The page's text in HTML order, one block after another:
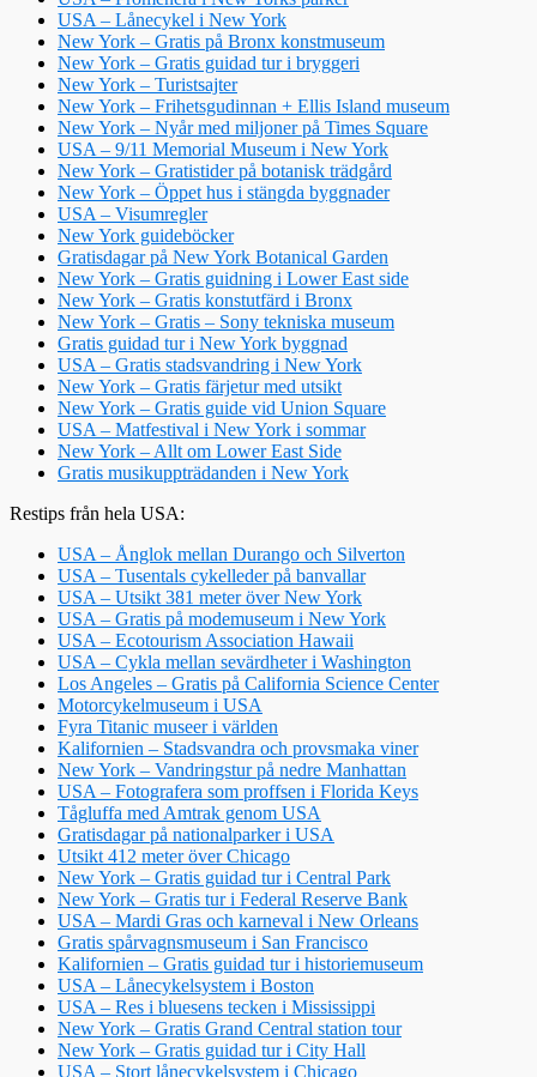
USA – Lånecykel i New York
New York – Gratis på Bronx konstmuseum
New York – Gratis guidad tur i bryggeri
New York – Turistsajter
New York – Frihetsgudinnan + Ellis Island museum
New York – Nyår med miljoner på Times Square
USA – 9/11 Memorial Museum i New York
New York – Gratistider på botanisk trädgård
New York – Öppet hus i stängda byggnader
USA – Visumregler
New York guideböcker
Gratisdagar på New York Botanical Garden
New York – Gratis guidning i Lower East side
New York – Gratis konstutfärd i Bronx
New York – Gratis – Sony tekniska museum
Gratis guidad tur i New York byggnad
USA – Gratis stadsvandring i New York
New York – Gratis färjetur med utsikt
New York – Gratis guide vid Union Square
USA – Matfestival i New York i sommar
New York – Allt om Lower East Side
Gratis musikuppträdanden i New York
Restips från hela USA:
USA – Ånglok mellan Durango och Silverton
USA – Tusentals cykelleder på banvallar
USA – Utsikt 381 meter över New York
USA – Gratis på modemuseum i New York
USA – Ecotourism Association Hawaii
USA – Cykla mellan sevärdheter i Washington
Los Angeles – Gratis på California Science Center
Motorcykelmuseum i USA
Fyra Titanic museer i världen
Kalifornien – Stadsvandra och provsmaka viner
New York – Vandringstur på nedre Manhattan
USA – Fotografera som proffsen i Florida Keys
Tågluffa med Amtrak genom USA
Gratisdagar på nationalparker i USA
Utsikt 412 meter över Chicago
New York – Gratis guidad tur i Central Park
New York – Gratis tur i Federal Reserve Bank
USA – Mardi Gras och karneval i New Orleans
Gratis spårvagnsmuseum i San Francisco
Kalifornien – Gratis guidad tur i historiemuseum
USA – Lånecykelsystem i Boston
USA – Res i bluesens tecken i Mississippi
New York – Gratis Grand Central station tour
New York – Gratis guidad tur i City Hall
USA – Stort lånecykelsystem i Chicago